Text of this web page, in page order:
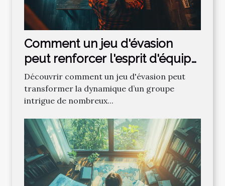
Comment un jeu d'évasion
peut renforcer l'esprit d'équipe
?
Découvrir comment un jeu d'évasion peut
transformer la dynamique d’un groupe
intrigue de nombreux...